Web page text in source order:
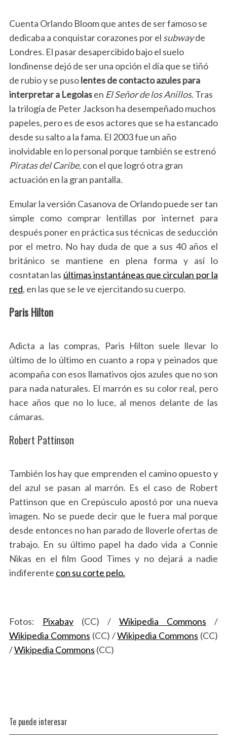
Cuenta Orlando Bloom que antes de ser famoso se
dedicaba a conquistar corazones por el subwayde
Londres. El pasar desapercibido bajo el suelo
londinense dejó de ser una opción el día que se tiñó
de rubio y se pusolentes de contacto azules para
interpretar a Legolasen El Señor de los Anillos. Tras
la trilogía de Peter Jackson ha desempeñado muchos
papeles, pero es de esos actores que se ha estancado
desde su salto a la fama. El 2003 fue un año
inolvidable en lo personal porque también se estrenó
Piratas del Caribe, con el que logró otra gran
actuación en la gran pantalla.
Emular la versión Casanova de Orlando puede ser tan
simple como comprar lentillas por internet para
después poner en práctica sus técnicas de seducción
por el metro. No hay duda de que a sus 40 años el
británico se mantiene en plena forma y así lo
cosntatan las últimas instantáneas que circulan por la
red, en las que se le ve ejercitando su cuerpo.
Paris Hilton
Adicta a las compras, Paris Hilton suele llevar lo
último de lo último en cuanto a ropa y peinados que
acompaña con esos llamativos ojos azules que no son
para nada naturales. El marrón es su color real, pero
hace años que no lo luce, al menos delante de las
cámaras.
Robert Pattinson
También los hay que emprenden el camino opuesto y
del azul se pasan al marrón. Es el caso de Robert
Pattinson que en Crepúsculo apostó por una nueva
imagen. No se puede decir que le fuera mal porque
desde entonces no han parado de lloverle ofertas de
trabajo. En su último papel ha dado vida a Connie
Nikas en el film Good Times y no dejará a nadie
indiferente con su corte pelo.
Fotos: Pixabay(CC) /Wikipedia Commons /
Wikipedia Commons (CC) /Wikipedia Commons (CC)
/Wikipedia Commons (CC)
Te puede interesar
c
h